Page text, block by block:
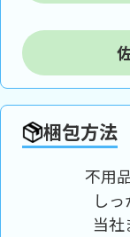
梱包方法
不用
し
当社